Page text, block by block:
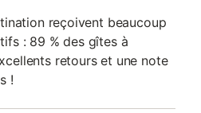
reçoivent beaucoup
: 89 % des gîtes à
retours et une note
!